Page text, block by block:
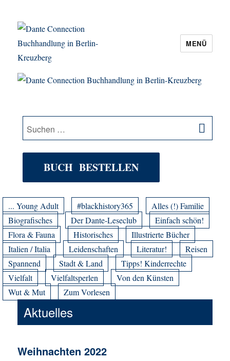
Dante Connection Buchhandlung in
MENÜ
Suche
nach:
BUCH BESTELLEN
... Young Adult #blackhistory365
Alles (!) Familie
Biografisches
Der Dante-Leseclub
Einfach schön!
Flora & Fauna
Historisches
Illustrierte Bücher
Italien / Italia
Leidenschaften Literatur!
Reisen
Spannend
Stadt & Land
Tipps! Kinderrechte
Vielfalt
Vielfaltsperlen
Von den Künsten
Wut & Mut
Zum Vorlesen
Aktuelles
Weihnachten 2022